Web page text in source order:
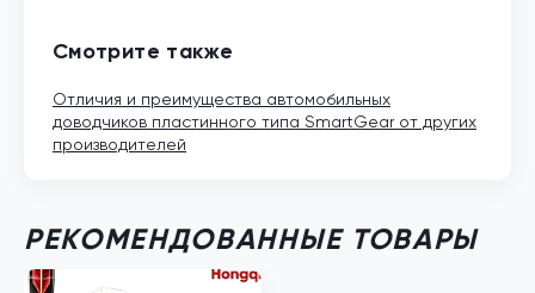
Смотрите также
Отличия и преимущества автомобильных
доводчиков пластинного типа SmartGear от других
производителей
РЕКОМЕНДОВАННЫЕ ТОВАРЫ